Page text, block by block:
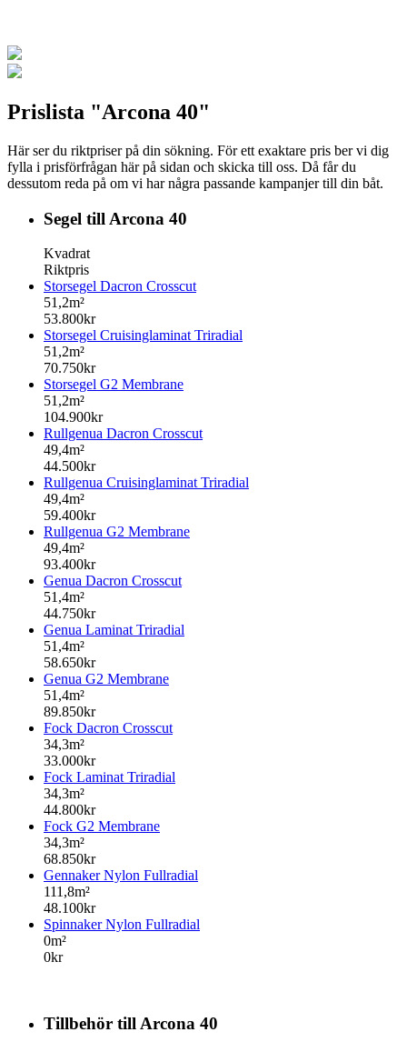
Prislista "Arcona 40"
Här ser du riktpriser på din sökning. För ett exaktare pris ber vi dig
fylla i prisförfrågan här på sidan och skicka till oss. Då får du
dessutom reda på om vi har några passande kampanjer till din båt.
Segel till Arcona 40
Kvadrat
Riktpris
Storsegel Dacron Crosscut
51,2m²
53.800kr
Storsegel Cruisinglaminat Triradial
51,2m²
70.750kr
Storsegel G2 Membrane
51,2m²
104.900kr
Rullgenua Dacron Crosscut
49,4m²
44.500kr
Rullgenua Cruisinglaminat Triradial
49,4m²
59.400kr
Rullgenua G2 Membrane
49,4m²
93.400kr
Genua Dacron Crosscut
51,4m²
44.750kr
Genua Laminat Triradial
51,4m²
58.650kr
Genua G2 Membrane
51,4m²
89.850kr
Fock Dacron Crosscut
34,3m²
33.000kr
Fock Laminat Triradial
34,3m²
44.800kr
Fock G2 Membrane
34,3m²
68.850kr
Gennaker Nylon Fullradial
111,8m²
48.100kr
Spinnaker Nylon Fullradial
0m²
0kr
Tillbehör till Arcona 40